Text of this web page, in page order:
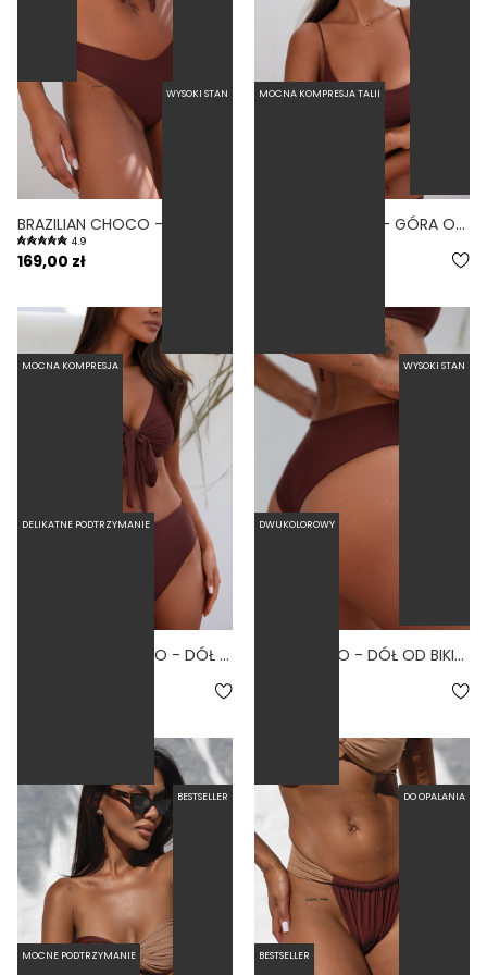
4.9
169,00 zł
MINIMAL CHOCO - GÓRA OD BIKINI NA MAŁY BIUST WIĄZANE PLECY BRĄZOWY
WYSOKI STAN
MOCNA KOMPRESJA
HIGH WAIST CHOCO - DÓŁ OD BIKINI WYSOKI STAN FIGI BRĄZOWY
MOCNA KOMPRESJA TALII
WYSOKI STAN
LINKI CHOCO - DÓŁ OD BIKINI WYSOKI STAN BRAZYLIANY BRĄZOWY
DELIKATNE PODTRZYMANIE
BESTSELLER
DWUKOLOROWY
DO OPALANIA
MOCNE PODTRZYMANIE BESTSELLER